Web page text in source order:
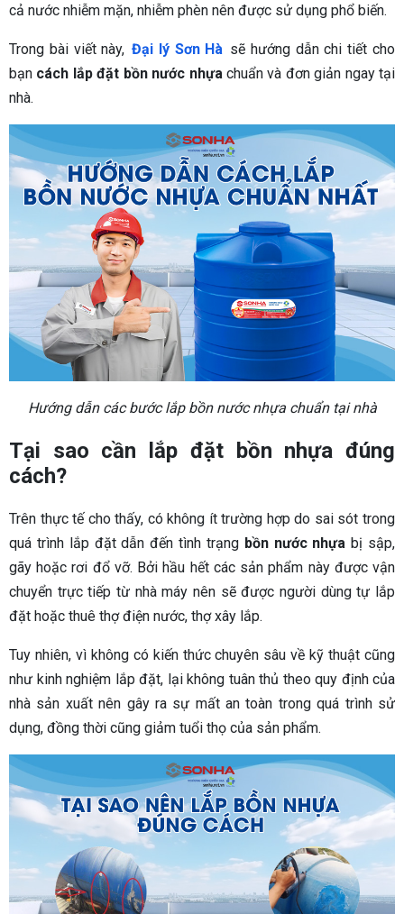
cả nước nhiễm mặn, nhiễm phèn nên được sử dụng phổ biến.
Trong bài viết này, Đại lý Sơn Hà sẽ hướng dẫn chi tiết cho
bạn cách lắp đặt bồn nước nhựachuẩn và đơn giản ngay tại
nhà.
Hướng dẫn các bước lắp bồn nước nhựa chuẩn tại nhà
Tại sao cần lắp đặt bồn nhựa đúng
cách?
Trên thực tế cho thấy, có không ít trường hợp do sai sót trong
quá trình lắp đặt dẫn đến tình trạng bồn nước nhựa bị sập,
gãy hoặc rơi đổ vỡ. Bởi hầu hết các sản phẩm này được vận
chuyển trực tiếp từ nhà máy nên sẽ được người dùng tự lắp
đặt hoặc thuê thợ điện nước, thợ xây lắp.
Tuy nhiên, vì không có kiến thức chuyên sâu về kỹ thuật cũng
như kinh nghiệm lắp đặt, lại không tuân thủ theo quy định của
nhà sản xuất nên gây ra sự mất an toàn trong quá trình sử
dụng, đồng thời cũng giảm tuổi thọ của sản phẩm.